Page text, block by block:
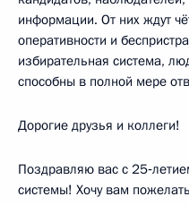
информации. От них ждут
оперативности и
избирательная система,
способны в полной мере
Дорогие друзья и коллеги!
Поздравляю вас с
системы! Хочу вам